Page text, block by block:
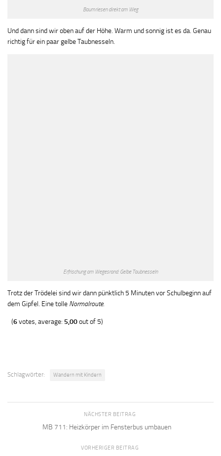
Baumriesen direkt am Weg
Und dann sind wir oben auf der Höhe. Warm und sonnig ist es da. Genau
richtig für ein paar gelbe Taubnesseln.
Erfrischung am Wegesrand: Gelbe Taubnesseln
Trotz der Trödelei sind wir dann pünktlich 5 Minuten vor Schulbeginn auf
dem Gipfel. Eine tolle Normalroute.
(6votes, average: 5,00out of 5)
Schlagwörter: Wandern mit Kindern
NÄCHSTER BEITRAG
MB 711: Heizkörper im Fensterbus umbauen
VORHERIGER BEITRAG